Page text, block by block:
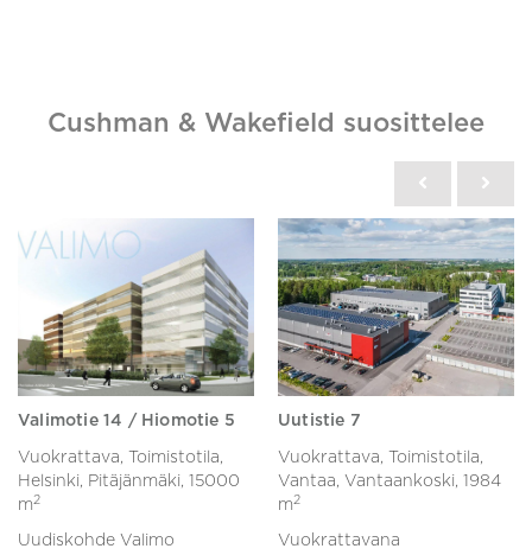
Cushman & Wakefield suosittelee
Valimotie 14 / Hiomotie 5
Vuokrattava, Toimistotila,
Helsinki, Pitäjänmäki, 15000
m 2
Uudiskohde Valimo
Uutistie 7
Vuokrattava, Toimistotila,
Vantaa, Vantaankoski, 1984
m 2
Vuokrattavana